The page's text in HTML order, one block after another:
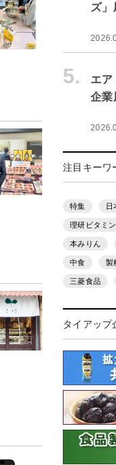
ズ
5.
エ
企業
注目キーワ
特集 日
理研ビタミン
本みりん
中食 製
三菱食品
タイアップ